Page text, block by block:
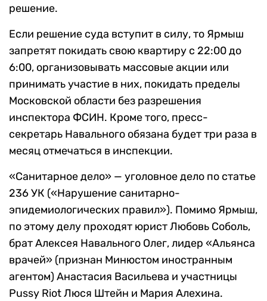
решение.
Если решение суда вступит в силу, то Ярмыш
запретят покидать свою квартиру с 22:00 до
6:00, организовывать массовые акции или
принимать участие в них, покидать пределы
Московской области без разрешения
инспектора ФСИН. Кроме того, пресс-
секретарь Навального обязана будет три раза в
месяц отмечаться в инспекции.
«Санитарное дело» — уголовное дело по статье
236 УК («Нарушение санитарно-
эпидемиологических правил»). Помимо Ярмыш,
по этому делу проходят юрист Любовь Соболь,
брат Алексея Навального Олег, лидер «Альянса
врачей» (признан Минюстом иностранным
агентом) Анастасия Васильева и участницы
Pussy Riot Люся Штейн и Мария Алехина.